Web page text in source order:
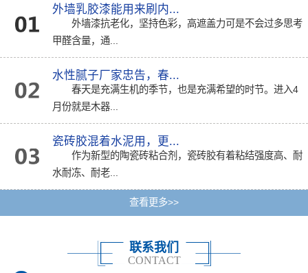
外墙乳胶漆能用来刷内...
外墙漆抗老化，坚持色彩，高遮盖力可是不会过多思考
甲醛含量，通...
水性腻子厂家忠告，春...
春天是充满生机的季节，也是充满希望的时节。进入4
月份就是木器...
瓷砖胶混着水泥用，更...
作为新型的陶瓷砖粘合剂，瓷砖胶有着粘结强度高、耐
水耐冻、耐老...
查看更多>>
联系我们
CONTACT